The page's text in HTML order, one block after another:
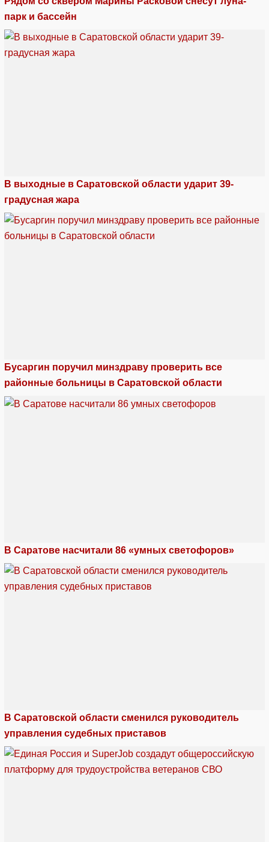
парк и бассейн
В выходные в Саратовской области ударит 39-
градусная жара
Бусаргин поручил минздраву проверить все
районные больницы в Саратовской области
В Саратове насчитали 86 «умных светофоров»
В Саратовской области сменился руководитель
управления судебных приставов